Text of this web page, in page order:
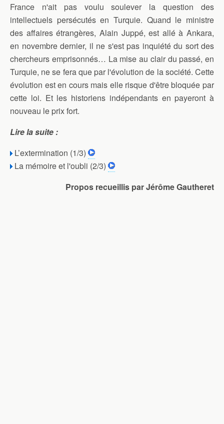
France n'ait pas voulu soulever la question des
intellectuels persécutés en Turquie. Quand le ministre
des affaires étrangères, Alain Juppé, est allé à Ankara,
en novembre dernier, il ne s'est pas inquiété du sort des
chercheurs emprisonnés… La mise au clair du passé, en
Turquie, ne se fera que par l'évolution de la société. Cette
évolution est en cours mais elle risque d'être bloquée par
cette loi. Et les historiens indépendants en payeront à
nouveau le prix fort.
Lire la suite :
L’extermination (1/3)
La mémoire et l'oubli (2/3)
Propos recueillis par Jérôme Gautheret